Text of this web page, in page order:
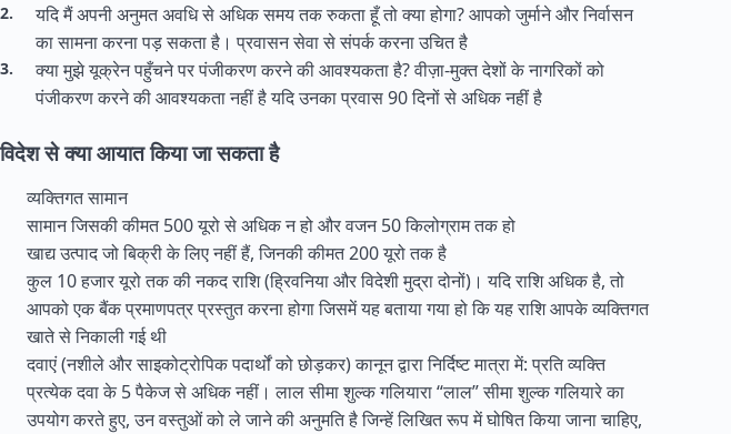
यदि मैं अपनी अनुमत अवधि से अधिक समय तक रुकता हूँ तो क्या होगा? आपको जुर्माने और निर्वासन
का सामना करना पड़ सकता है। प्रवासन सेवा से संपर्क करना उचित है
क्या मुझे यूक्रेन पहुँचने पर पंजीकरण करने की आवश्यकता है? वीज़ा-मुक्त देशों के नागरिकों को
पंजीकरण करने की आवश्यकता नहीं है यदि उनका प्रवास 90 दिनों से अधिक नहीं है
विदेश से क्या आयात किया जा सकता है
व्यक्तिगत सामान
सामान जिसकी कीमत 500 यूरो से अधिक न हो और वजन 50 किलोग्राम तक हो
खाद्य उत्पाद जो बिक्री के लिए नहीं हैं, जिनकी कीमत 200 यूरो तक है
कुल 10 हजार यूरो तक की नकद राशि (ह्रिवनिया और विदेशी मुद्रा दोनों)। यदि राशि अधिक है, तो
आपको एक बैंक प्रमाणपत्र प्रस्तुत करना होगा जिसमें यह बताया गया हो कि यह राशि आपके व्यक्तिगत
खाते से निकाली गई थी
दवाएं (नशीले और साइकोट्रोपिक पदार्थों को छोड़कर) कानून द्वारा निर्दिष्ट मात्रा में: प्रति व्यक्ति
प्रत्येक दवा के 5 पैकेज से अधिक नहीं। लाल सीमा शुल्क गलियारा “लाल” सीमा शुल्क गलियारे का
उपयोग करते हुए, उन वस्तुओं को ले जाने की अनुमति है जिन्हें लिखित रूप में घोषित किया जाना चाहिए,